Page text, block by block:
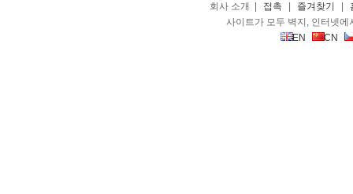
회사 소개 | 접촉 즐겨찾기
사이트가 모두 벽지, 인터넷
EN
CN